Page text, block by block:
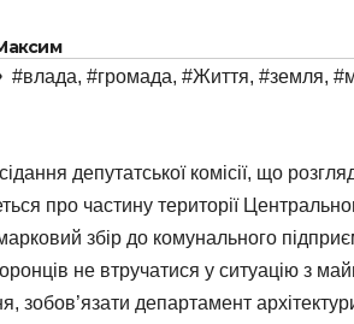
#влада, #громада, #Життя, #земля,
депутатської комісії, що
про частину території
збір до комунального
не втручатися у ситуацію з
зобов’язати департамент